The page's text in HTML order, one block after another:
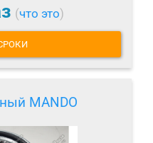
(что это)
MANDO